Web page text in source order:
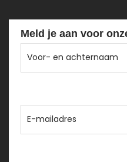
Meld je aan voor